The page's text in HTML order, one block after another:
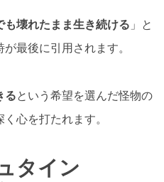
壊れたまま生き続ける 」と
最後に引用されます。
るという希望を選んだ怪物の
心を打たれます。
タイン